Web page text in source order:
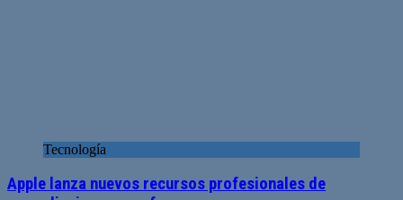
Tecnología
Apple lanza nuevos recursos profesionales de